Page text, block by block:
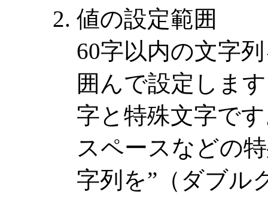
値の設定範囲
60字以内の文字
囲んで設定しま
字と特殊文字で
スペースなどの
字列を”（ダブル